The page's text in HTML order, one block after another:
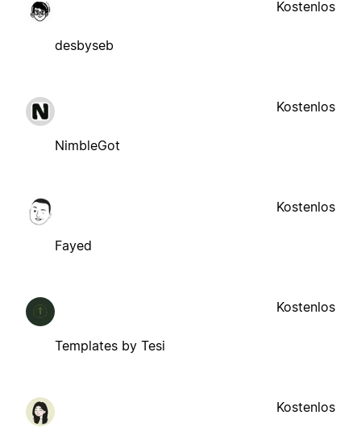
desbyseb
Kostenlos
NimbleGot
Kostenlos
Fayed
Kostenlos
Templates by Tesi
Kostenlos
Kostenlos